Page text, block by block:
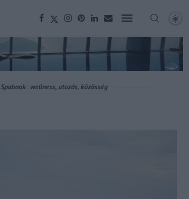
Spabook: wellness, utazás, közösség